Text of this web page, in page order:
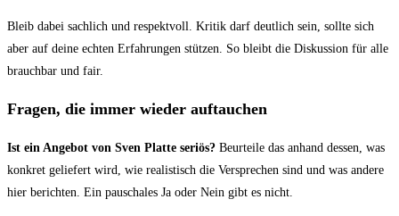
Bleib dabei sachlich und respektvoll. Kritik darf deutlich sein, sollte sich
aber auf deine echten Erfahrungen stützen. So bleibt die Diskussion für alle
brauchbar und fair.
Fragen, die immer wieder auftauchen
Ist ein Angebot von Sven Platte seriös? Beurteile das anhand dessen, was
konkret geliefert wird, wie realistisch die Versprechen sind und was andere
hier berichten. Ein pauschales Ja oder Nein gibt es nicht.